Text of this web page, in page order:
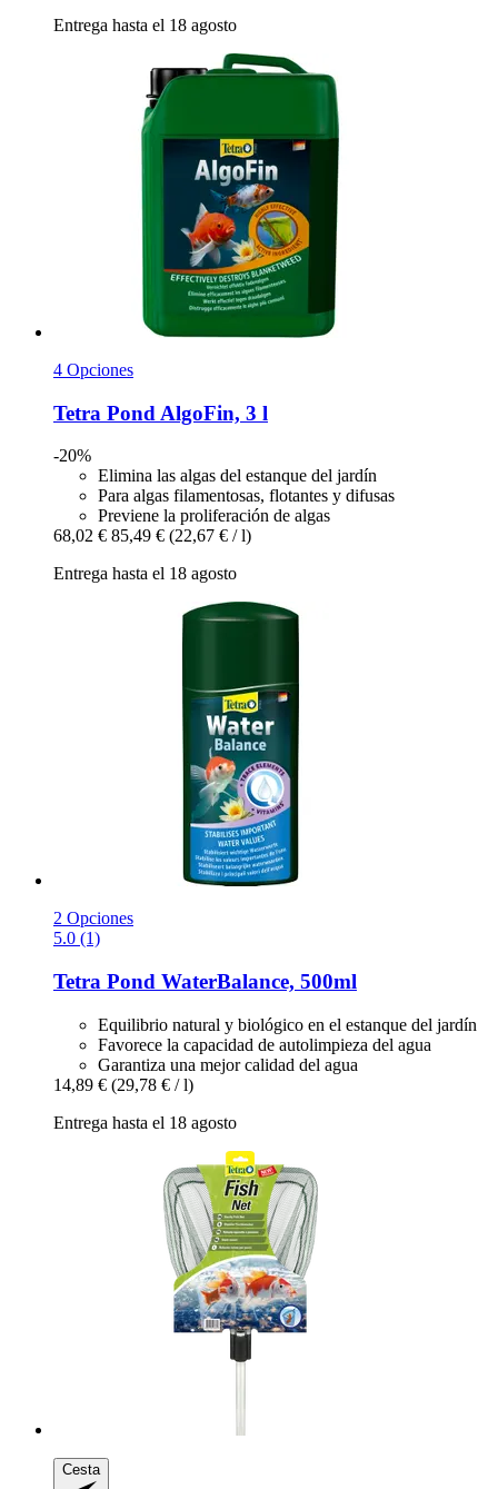
Entrega hasta el 18 agosto
4 Opciones
Tetra Pond AlgoFin, 3 l
-20%
Elimina las algas del estanque del jardín
Para algas filamentosas, flotantes y difusas
Previene la proliferación de algas
68,02 € 85,49 € (22,67 € / l)
Entrega hasta el 18 agosto
2 Opciones
5.0 (1)
Tetra Pond WaterBalance, 500ml
Equilibrio natural y biológico en el estanque del jardín
Favorece la capacidad de autolimpieza del agua
Garantiza una mejor calidad del agua
14,89 € (29,78 € / l)
Entrega hasta el 18 agosto
Cesta